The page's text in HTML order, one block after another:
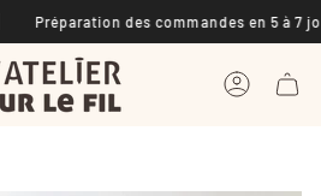
Préparation des commandes en 5 à 7 jours
COMPTE